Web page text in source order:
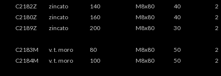
C2182Z
zincato 140 M8x80 40
2
C2180Z
zincato 160 M8x80 40
2
C2189Z
zincato 200 M8x80 30 2
C2183M v. t. moro 80 M8x80 50
2
C2184M
v. t. moro 100 M8x80 50 2